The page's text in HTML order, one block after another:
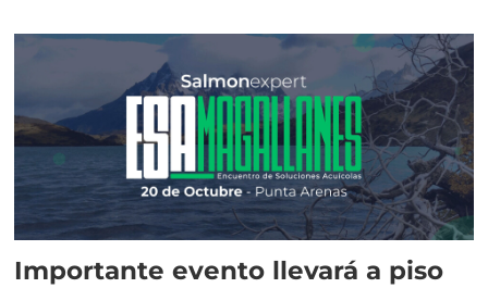
Importante evento llevará a piso